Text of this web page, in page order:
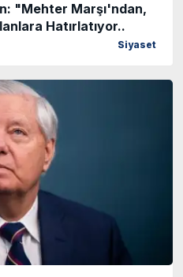
"Mehter Marşı'ndan,
Hatırlatıyor..
Siyaset